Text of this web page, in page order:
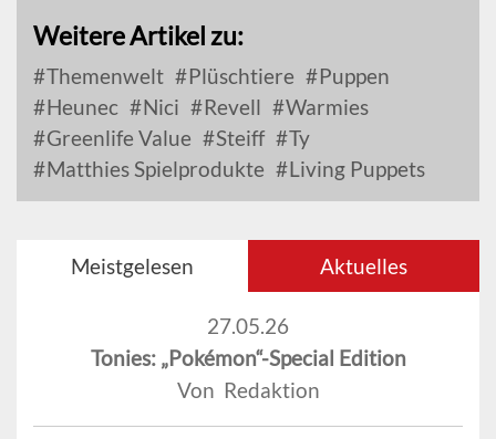
Weitere Artikel zu:
Themenwelt Plüschtiere
Puppen
Heunec
Nici Revell
Warmies
Greenlife Value
Steiff
Ty
Matthies Spielprodukte
Living Puppets
Meistgelesen Aktuelles
27.05.26
Tonies: „Pokémon“-Special Edition
Von Redaktion